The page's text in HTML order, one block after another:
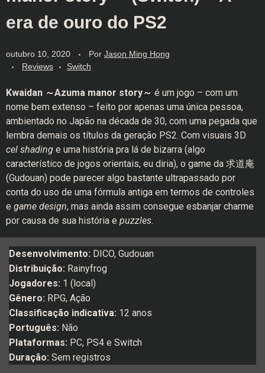
era de ouro do PS2
outubro 10, 2020 Por Jason Ming Hong
Reviews
Switch
Kwaidan ～Azuma manor story～ é um jogo – com um
nome bem extenso – feito por apenas uma única pessoa,
ambientado no Japão na década de 30, com uma pegada que
lembra demais os títulos da geração PS2. Com visuais 3D
cel shading e uma história pra lá de bizarra (algo
característico de jogos orientais, eu diria), o game da 求道庵
(Gudouan) pode parecer algo bastante ultrapassado por
conta do uso de uma fórmula antiga em termos de controles
e game design, mas ainda assim consegue esbanjar charme
por causa de sua história e puzzles.
Desenvolvimento: DICO, Gudouan
Distribuição: Rainyfrog
Jogadores: 1 (local)
Gênero: RPG, Ação
Classificação indicativa: 12 anos
Português: Não
Plataformas: PC, PS4 e Switch
Duração: Sem registros